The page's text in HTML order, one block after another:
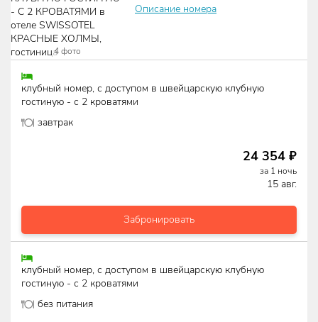
4 фото
Описание номера
клубный номер, с доступом в швейцарскую клубную
гостиную - с 2 кроватями
завтрак
24 354 ₽
за 1 ночь
15 авг.
Забронировать
клубный номер, с доступом в швейцарскую клубную
гостиную - с 2 кроватями
без питания